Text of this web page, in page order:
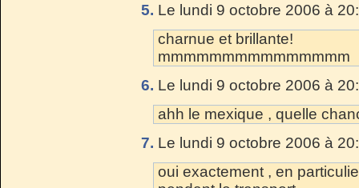
5. Le lundi 9 octobre 2006 à
charnue et brillante!
mmmmmmmmmmmmmmm
6. Le lundi 9 octobre 2006 à
ahh le mexique , quelle
7. Le lundi 9 octobre 2006 à
oui exactement , en